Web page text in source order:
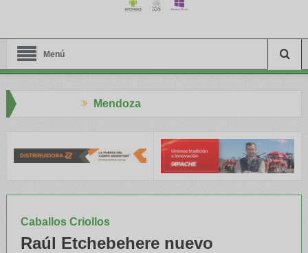
Menú
Caballos Criollos
Raúl Etchebehere nuevo